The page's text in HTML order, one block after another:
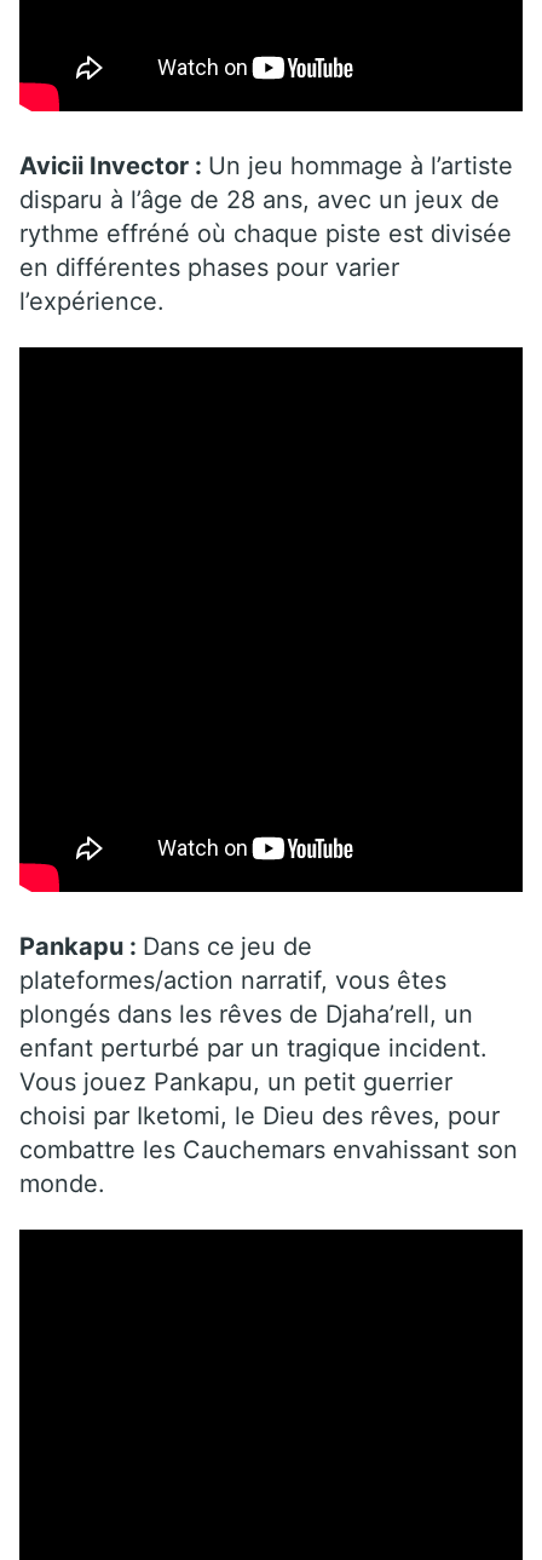
Avicii Invector : Un jeu hommage à l’artiste
disparu à l’âge de 28 ans, avec un jeux de
rythme effréné où chaque piste est divisée
en différentes phases pour varier
l’expérience.
Pankapu : Dans ce jeu de
plateformes/action narratif, vous êtes
plongés dans les rêves de Djaha’rell, un
enfant perturbé par un tragique incident.
Vous jouez Pankapu, un petit guerrier
choisi par Iketomi, le Dieu des rêves, pour
combattre les Cauchemars envahissant son
monde.